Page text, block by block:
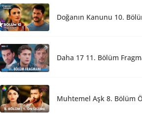
Doğanın Kanunu 10.
Daha 17 11. Bölüm
Muhtemel Aşk 8. Bölüm